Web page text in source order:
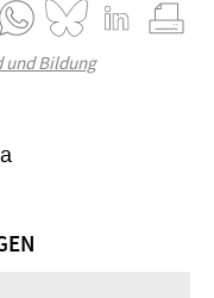
und Bildung